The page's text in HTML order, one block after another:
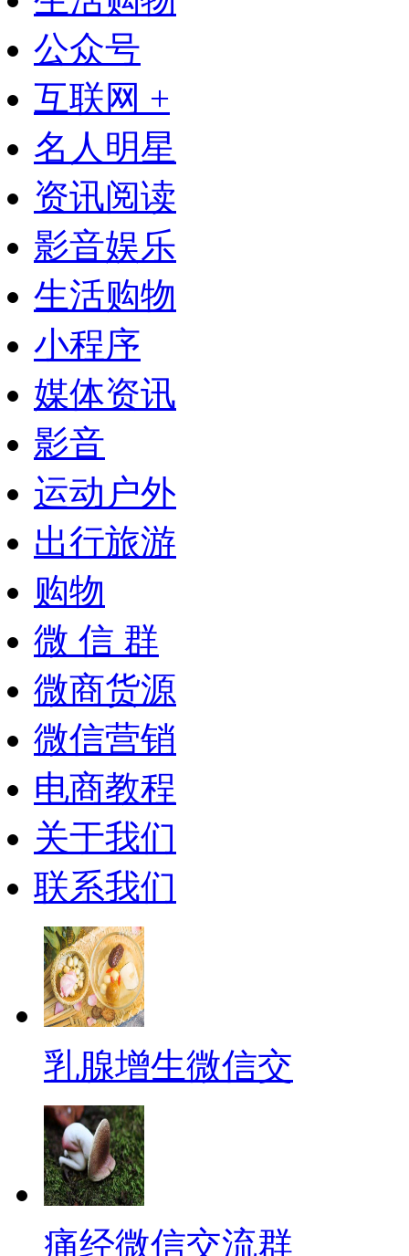
公众号
互联网 +
名人明星
资讯阅读
影音娱乐
生活购物
小程序
媒体资讯
影音
运动户外
出行旅游
购物
微 信 群
微商货源
微信营销
电商教程
关于我们
联系我们
乳腺增生微信交
痛经微信交流群